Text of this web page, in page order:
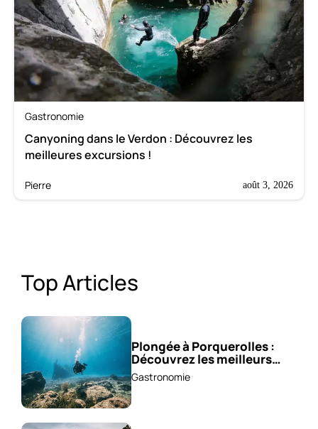
Gastronomie
Canyoning dans le Verdon : Découvrez les
meilleures excursions !
Pierre août 3, 2026
Top Articles
Plongée à Porquerolles :
Découvrez les meilleurs
spots !
Gastronomie